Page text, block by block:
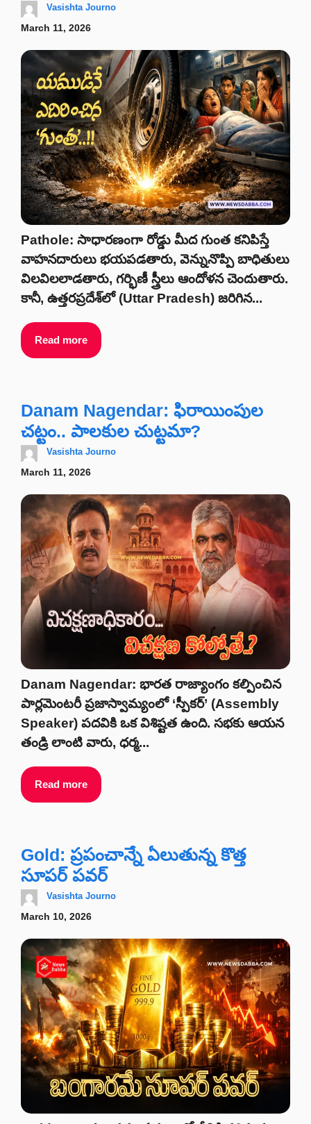
Vasishta Journo
March 11, 2026
Pathole: సాధారణంగా రోడ్డు మీద గుంత కనిపిస్తే
వాహనదారులు భయపడతారు, వెన్నునొప్పి బాధితులు
విలవిలలాడతారు, గర్భిణీ స్త్రీలు ఆందోళన చెందుతారు.
కానీ, ఉత్తరప్రదేశ్‌లో (Uttar Pradesh) జరిగిన...
Read more
Danam Nagendar: ఫిరాయింపుల
చట్టం.. పాలకుల చుట్టమా?
Vasishta Journo
March 11, 2026
Danam Nagendar: భారత రాజ్యాంగం కల్పించిన
పార్లమెంటరీ ప్రజాస్వామ్యంలో ‘స్పీకర్’ (Assembly
Speaker) పదవికి ఒక విశిష్టత ఉంది. సభకు ఆయన
తండ్రి లాంటి వారు, ధర్మ...
Read more
Gold: ప్రపంచాన్నే ఏలుతున్న కొత్త
సూపర్ పవర్
Vasishta Journo
March 10, 2026